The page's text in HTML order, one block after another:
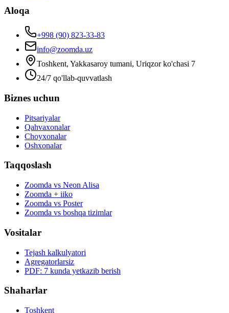
Aloqa
+998 (90) 823-33-83
info@zoomda.uz
Toshkent, Yakkasaroy tumani, Uriqzor ko'chasi 7
24/7 qo'llab-quvvatlash
Biznes uchun
Pitsariyalar
Qahvaxonalar
Choyxonalar
Oshxonalar
Taqqoslash
Zoomda vs Neon Alisa
Zoomda + iiko
Zoomda vs Poster
Zoomda vs boshqa tizimlar
Vositalar
Tejash kalkulyatori
Agregatorlarsiz
PDF: 7 kunda yetkazib berish
Shaharlar
Toshkent